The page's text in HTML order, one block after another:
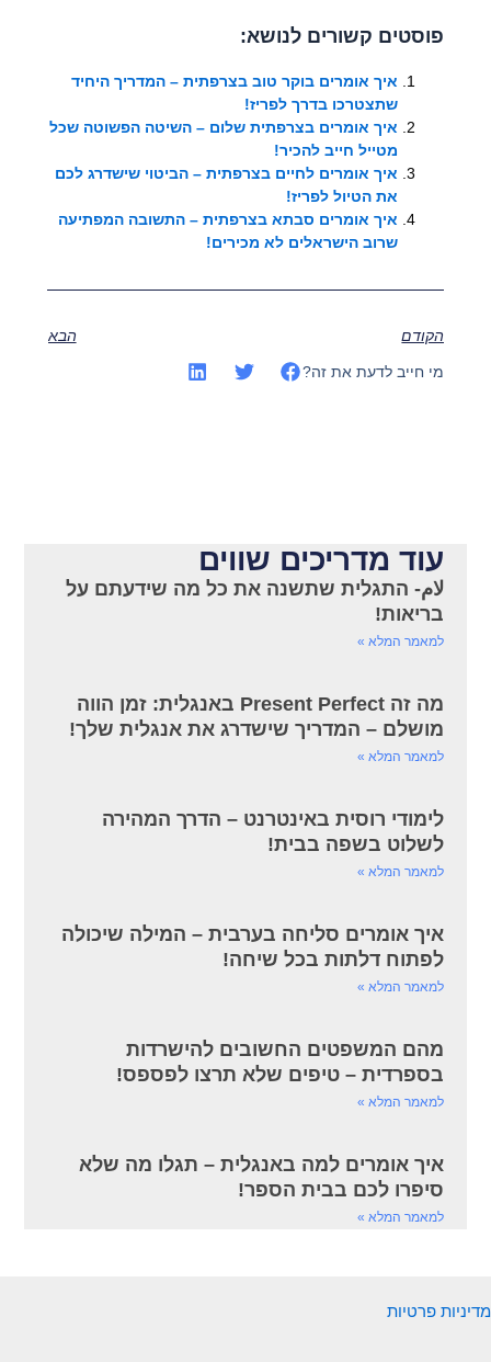
פוסטים קשורים לנושא:
איך אומרים בוקר טוב בצרפתית – המדריך היחיד
שתצטרכו בדרך לפריז!
איך אומרים בצרפתית שלום – השיטה הפשוטה שכל
מטייל חייב להכיר!
איך אומרים לחיים בצרפתית – הביטוי שישדרג לכם
את הטיול לפריז!
איך אומרים סבתא בצרפתית – התשובה המפתיעה
שרוב הישראלים לא מכירים!
הקודם הבא
מי חייב לדעת את זה?
עוד מדריכים שווים
لام- התגלית שתשנה את כל מה שידעתם על
בריאות!
למאמר המלא »
מה זה Present Perfect באנגלית: זמן הווה
מושלם – המדריך שישדרג את אנגלית שלך!
למאמר המלא »
לימודי רוסית באינטרנט – הדרך המהירה
לשלוט בשפה בבית!
למאמר המלא »
איך אומרים סליחה בערבית – המילה שיכולה
לפתוח דלתות בכל שיחה!
למאמר המלא »
מהם המשפטים החשובים להישרדות
בספרדית – טיפים שלא תרצו לפספס!
למאמר המלא »
איך אומרים למה באנגלית – תגלו מה שלא
סיפרו לכם בבית הספר!
למאמר המלא »
מדיניות פרטיות